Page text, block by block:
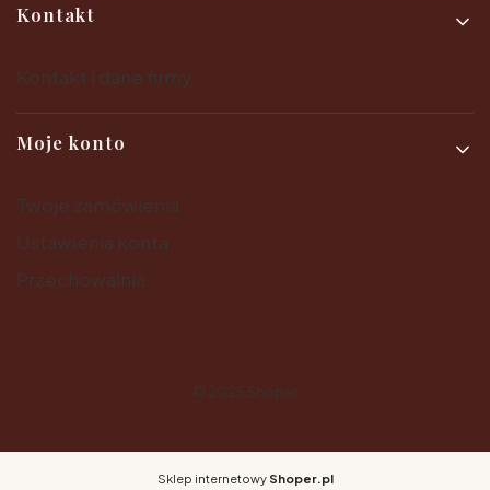
Kontakt
Moje konto
Sklep internetowy Shoper.pl